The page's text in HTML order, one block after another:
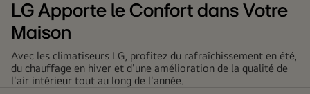
une
fille
heureuses
LG Apporte le Confort dans Votre
Maison
Avec les climatiseurs LG, profitez du rafraîchissement en été,
du chauffage en hiver et d'une amélioration de la qualité de
l'air intérieur tout au long de l'année.